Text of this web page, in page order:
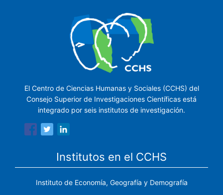
El Centro de Ciencias Humanas y Sociales (CCHS) del
Consejo Superior de Investigaciones Científicas está
integrado por seis institutos de investigación.
Institutos en el CCHS
Instituto de Economía, Geografía y Demografía